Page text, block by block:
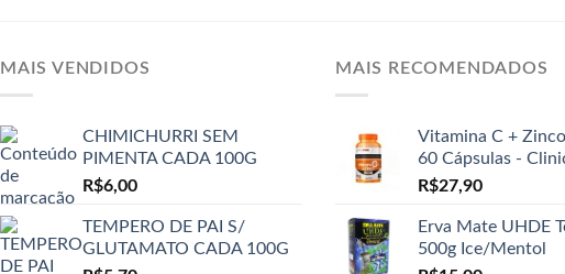
MAIS VENDIDOS
CHIMICHURRI SEM
PIMENTA CADA 100G
R$6,00
TEMPERO DE PAI S/
GLUTAMATO CADA 100G
MAIS RECOMENDADOS
Vitamina C +
60 Cápsulas -
R$27,90
Erva Mate UHDE
500g Ice/Mentol